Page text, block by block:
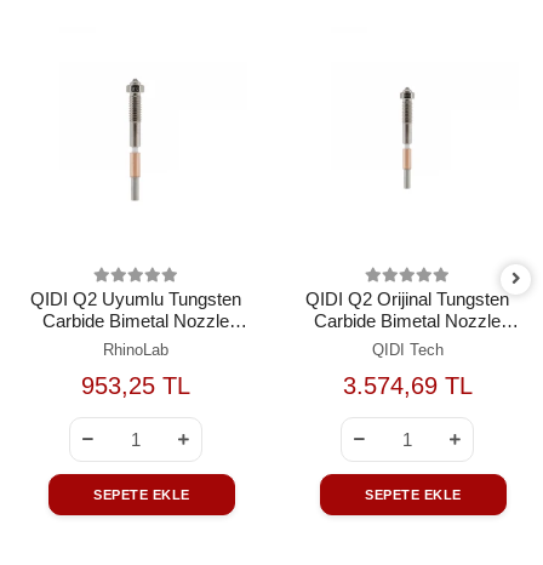
QIDI Q2 Uyumlu Tungsten
Carbide Bimetal Nozzle
0.8mm
RhinoLab
953,25 TL
SEPETE EKLE
QIDI Q2 Orijinal Tungsten
Carbide Bimetal Nozzle
0.8mm
QIDI Tech
3.574,69 TL
SEPETE EKLE